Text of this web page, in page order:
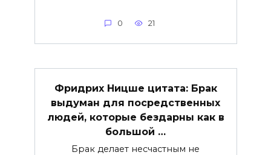
0 21
Фридрих Ницше цитата: Брак
выдуман для посредственных
людей, которые бездарны как в
большой …
Брак делает несчастным не